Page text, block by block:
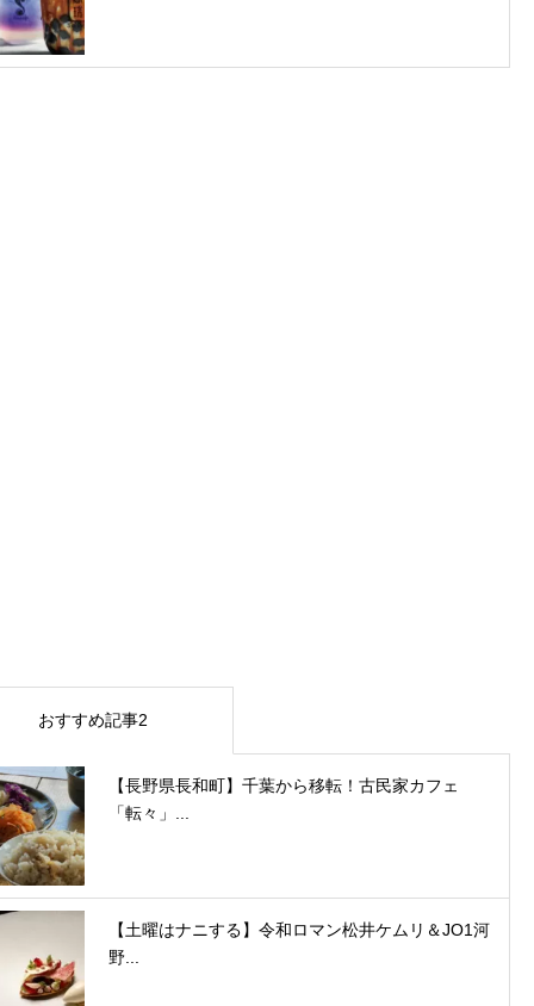
おすすめ記事2
【長野県長和町】千葉から移転！古民家カフェ
「転々」...
【土曜はナニする】令和ロマン松井ケムリ＆JO1河
野...